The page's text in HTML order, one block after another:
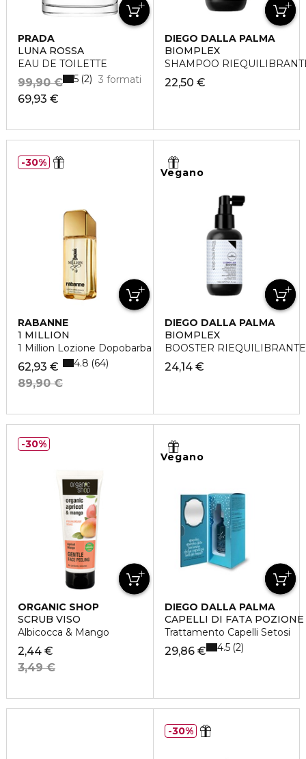
PRADA
LUNA ROSSA
EAU DE TOILETTE
69,93 €
99,90 € 3 formati
5 2
DIEGO DALLA PALMA
BIOMPLEX
SHAMPOO
22,50 €
RABANNE
1 MILLION
1 Million Lozione Dopobarba
62,93 €
89,90 €
4.8 64
30%
Vegano
DIEGO DALLA PALMA
BIOMPLEX
BOOSTER
24,14 €
ORGANIC SHOP
SCRUB VISO
Albicocca & Mango
2,44 €
3,49 €
30%
Vegano
DIEGO DALLA PALMA
CAPELLI DI FATA
Trattamento Capelli Setosi
29,86 € 4.5 2
30%